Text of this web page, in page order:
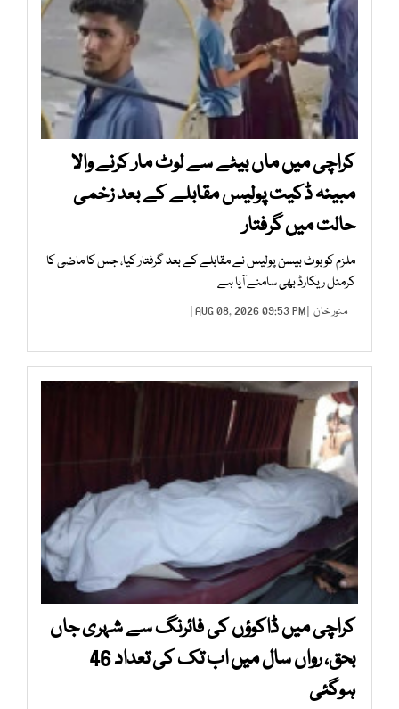
کراچی میں ماں بیٹے سے لوٹ مار کرنے والا
مبینہ ڈکیت پولیس مقابلے کے بعد زخمی
حالت میں گرفتار
ملزم کو بوٹ بیسن پولیس نے مقابلے کے بعد گرفتار کیا، جس کا ماضی کا
کرمنل ریکارڈ بھی سامنے آیا ہے
منور خان | AUG 08, 2026 09:53 PM |
کراچی میں ڈاکوؤں کی فائرنگ سے شہری جاں
بحق، رواں سال میں اب تک کی تعداد 46
ہوگئی